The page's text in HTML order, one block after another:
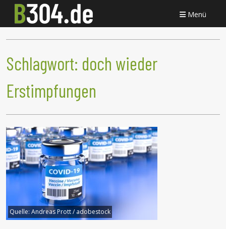
Menü
Schlagwort: doch wieder
Erstimpfungen
Quelle: Andreas Prott / adobestock